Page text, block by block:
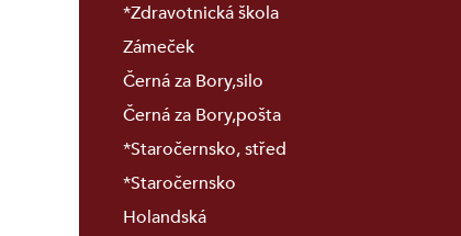
*Zdravotnická škola
Zámeček
Černá za Bory,silo
Černá za Bory,pošta
*Staročernsko, střed
*Staročernsko
Holandská